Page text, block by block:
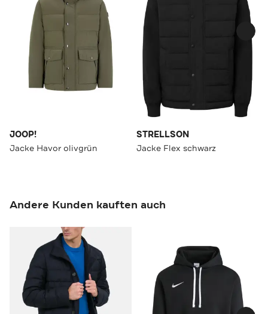
JOOP!
Jacke Havor olivgrün
STRELLSON
Jacke Flex schwarz
Andere Kunden kauften auch